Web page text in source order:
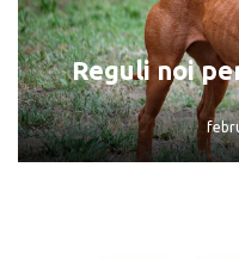
Reguli noi